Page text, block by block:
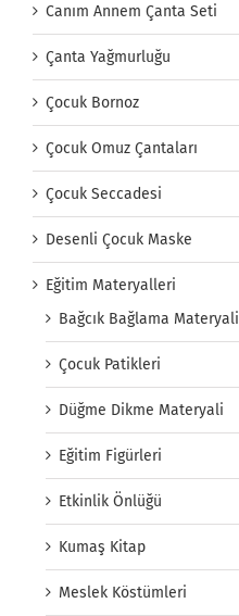
Canım Annem Çanta Seti
Çanta Yağmurluğu
Çocuk Bornoz
Çocuk Omuz Çantaları
Çocuk Seccadesi
Desenli Çocuk Maske
Eğitim Materyalleri
Bağcık Bağlama Materyali
Çocuk Patikleri
Düğme Dikme Materyali
Eğitim Figürleri
Etkinlik Önlüğü
Kumaş Kitap
Meslek Köstümleri